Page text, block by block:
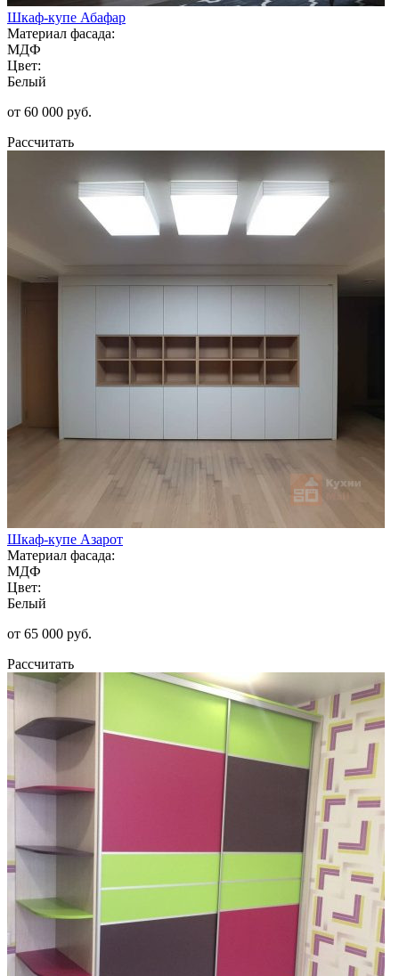
Шкаф-купе Абафар
Материал фасада:
МДФ
Цвет:
Белый
от 60 000 руб.
Рассчитать
Шкаф-купе Азарот
Материал фасада:
МДФ
Цвет:
Белый
от 65 000 руб.
Рассчитать